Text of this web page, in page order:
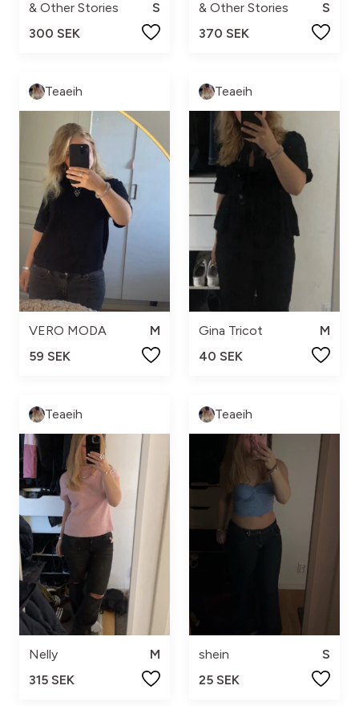
& Other Stories
S
300 SEK
& Other Stories
S
370 SEK
Teaeih
VERO MODA
M
59 SEK
Teaeih
Gina Tricot
M
40 SEK
Teaeih
Nelly
M
315 SEK
Teaeih
shein
S
25 SEK